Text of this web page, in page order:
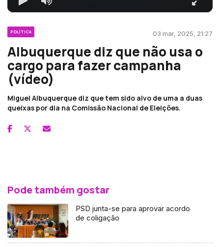
POLÍTICA 03 mar, 2025, 21:27
Albuquerque diz que não usa o
cargo para fazer campanha
(vídeo)
Miguel Albuquerque diz que tem sido alvo de uma a duas
queixas por dia na Comissão Nacional de Eleições.
Pode também gostar
PSD junta-se para aprovar acordo
de coligação